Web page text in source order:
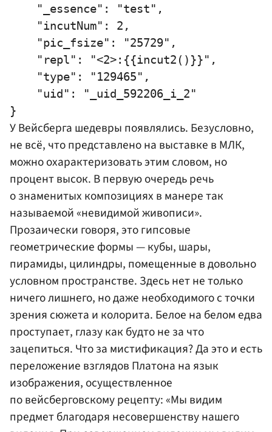
    "_essence": "test",
    "incutNum": 2,
    "pic_fsize": "25729",
    "repl": "<2>:{{incut2()}}",
    "type": "129465",
    "uid": "_uid_592206_i_2"
У Вейсберга шедевры появлялись. Безусловно,
не всё, что представлено на выставке в МЛК,
можно охарактеризовать этим словом, но
процент высок. В первую очередь речь
о знаменитых композициях в манере так
называемой «невидимой живописи».
Прозаически говоря, это гипсовые
геометрические формы — кубы, шары,
пирамиды, цилиндры, помещенные в довольно
условном пространстве. Здесь нет не только
ничего лишнего, но даже необходимого с точки
зрения сюжета и колорита. Белое на белом едва
проступает, глазу как будто не за что
зацепиться. Что за мистификация? Да это и есть
переложение взглядов Платона на язык
изображения, осуществленное
по вейсберговскому рецепту: «Мы видим
предмет благодаря несовершенству нашего